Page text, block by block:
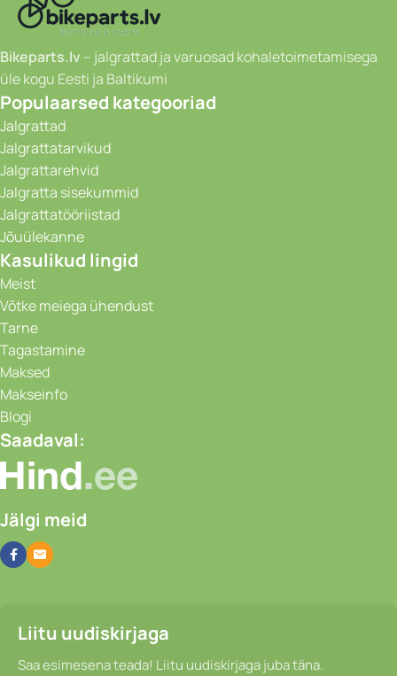
Bikeparts.lv – jalgrattad ja varuosad kohaletoimetamisega
üle kogu Eesti ja Baltikumi
Populaarsed kategooriad
Jalgrattad
Jalgrattatarvikud
Jalgrattarehvid
Jalgratta sisekummid
Jalgrattatööriistad
Jõuülekanne
Kasulikud lingid
Meist
Võtke meiega ühendust
Tarne
Tagastamine
Maksed
Makseinfo
Blogi
Saadaval:
Jälgi meid
Liitu uudiskirjaga
Saa esimesena teada! Liitu uudiskirjaga juba täna.